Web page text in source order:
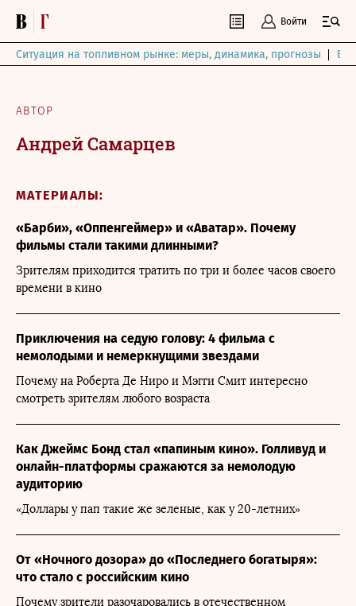
Войти
Ситуация на топливном рынке: меры, динамика, прогнозы
АВТОР
Андрей Самарцев
МАТЕРИАЛЫ:
«Барби», «Оппенгеймер» и «Аватар». Почему
фильмы стали такими длинными?
Зрителям приходится тратить по три и более часов своего
времени в кино
Приключения на седую голову: 4 фильма с
немолодыми и немеркнущими звездами
Почему на Роберта Де Ниро и Мэгги Смит интересно
смотреть зрителям любого возраста
Как Джеймс Бонд стал «папиным кино». Голливуд и
онлайн-платформы сражаются за немолодую
аудиторию
«Доллары у пап такие же зеленые, как у 20-летних»
От «Ночного дозора» до «Последнего богатыря»:
что стало с российским кино
Почему зрители разочаровались в отечественном